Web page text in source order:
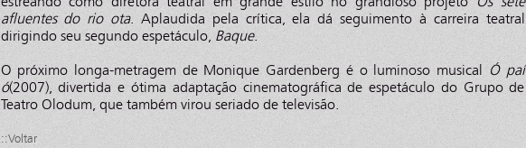
afluentes do rio ota. Aplaudida pela crítica, ela dá seguimento à carreira teatral
dirigindo seu segundo espetáculo, Baque.
O próximo longa-metragem de Monique Gardenberg é o luminoso musical Ó paí
ó(2007), divertida e ótima adaptação cinematográfica de espetáculo do Grupo de
Teatro Olodum, que também virou seriado de televisão.
::Voltar